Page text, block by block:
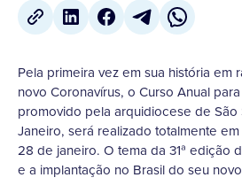
Pela primeira vez em sua história em
novo Coronavírus, o Curso Anual
promovido pela arquidiocese de São
Janeiro, será realizado totalmente
28 de janeiro. O tema da 31ª edição
e a implantação no Brasil do seu